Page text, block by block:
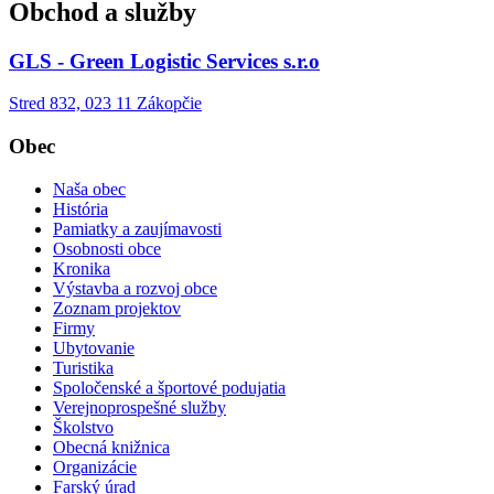
Obchod a služby
GLS - Green Logistic Services s.r.o
Stred 832, 023 11 Zákopčie
Obec
Naša obec
História
Pamiatky a zaujímavosti
Osobnosti obce
Kronika
Výstavba a rozvoj obce
Zoznam projektov
Firmy
Ubytovanie
Turistika
Spoločenské a športové podujatia
Verejnoprospešné služby
Školstvo
Obecná knižnica
Organizácie
Farský úrad